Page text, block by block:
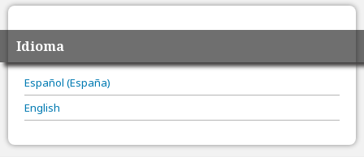
Idioma
Español (España)
English